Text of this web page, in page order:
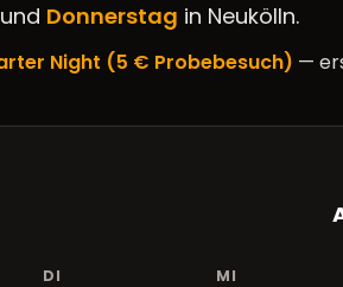
und Donnerstag in Neukölln.
Night (5 € Probebesuch) —
DI MI